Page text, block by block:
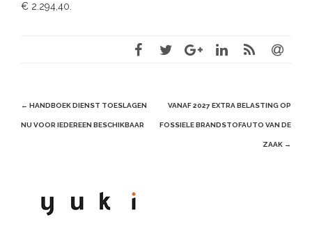
€ 2.294,40.
Post
navigation
← HANDBOEK DIENST TOESLAGEN
NU VOOR IEDEREEN BESCHIKBAAR
VANAF 2027 EXTRA BELASTING OP
FOSSIELE BRANDSTOFAUTO VAN DE
ZAAK →